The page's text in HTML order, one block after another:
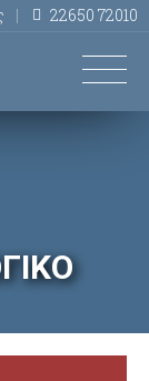
22650 72010